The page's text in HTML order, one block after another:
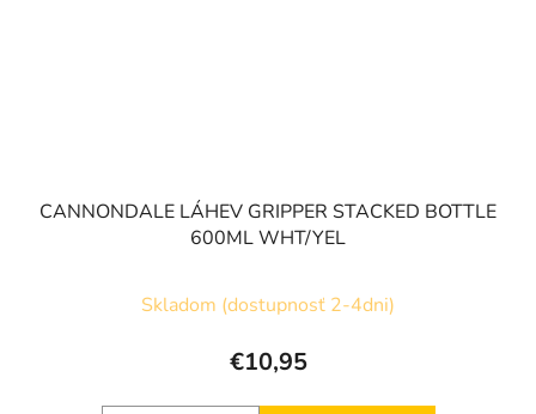
CANNONDALE LÁHEV GRIPPER STACKED BOTTLE
600ML WHT/YEL
Skladom (dostupnosť 2-4dni)
€10,95